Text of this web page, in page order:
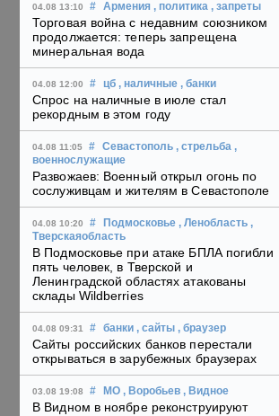
04.08 13:10 # Армения , политика , запреты
Торговая война с недавним союзником
продолжается: теперь запрещена
минеральная вода
04.08 12:00 # цб , наличные , банки
Спрос на наличные в июле стал
рекордным в этом году
04.08 11:05 # Севастополь , стрельба ,
военнослужащие
Развожаев: Военный открыл огонь по
сослуживцам и жителям в Севастополе
04.08 10:20 # Подмосковье , Ленобласть ,
Тверскаяобласть
В Подмосковье при атаке БПЛА погибли
пять человек, в Тверской и
Ленинградской областях атакованы
склады Wildberries
04.08 09:31 # банки , сайты , браузер
Сайты российских банков перестали
открываться в зарубежных браузерах
03.08 19:08 # МО , Воробьев , Видное
В Видном в ноябре реконструируют